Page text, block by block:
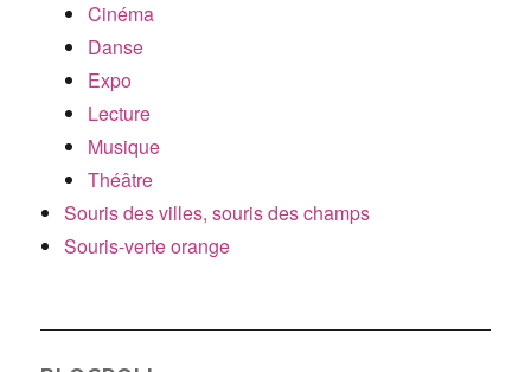
Cinéma
Danse
Expo
Lecture
Musique
Théâtre
Souris des villes, souris des champs
Souris-verte orange